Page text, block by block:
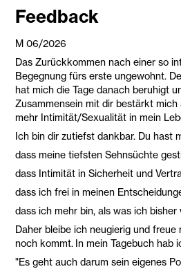
Feedback
M 06/2026
Das Zurückkommen nach einer so
Begegnung fürs erste ungewohnt.
hat mich die Tage danach beruhigt
Zusammensein mit dir bestärkt
mehr Intimität/Sexualität in mein
Ich bin dir zutiefst dankbar. Du hast
dass meine tiefsten Sehnsüchte
dass Intimität in Sicherheit und
dass ich frei in meinen
dass ich mehr bin, als was ich bisher
Daher bleibe ich neugierig und freue
noch kommt. In mein Tagebuch hab
"Es geht auch darum sein eigenes